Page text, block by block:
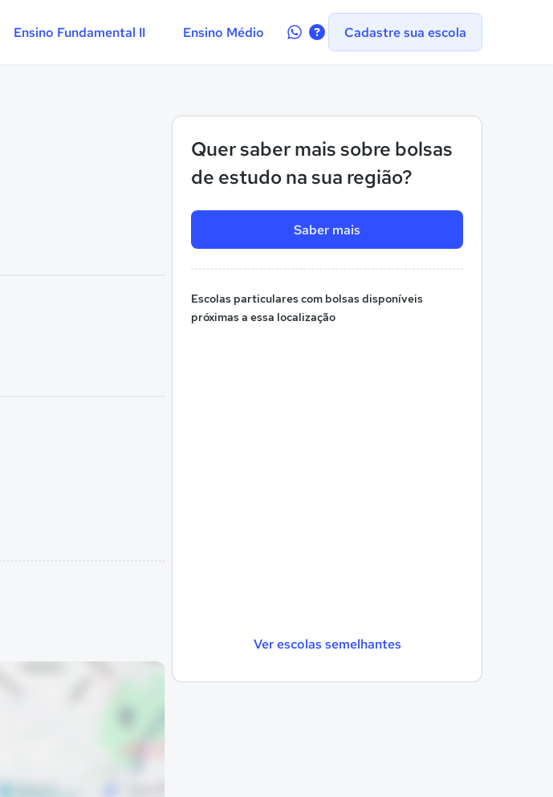
Ensino Fundamental II Ensino Médio
Contate-Cadastre sua escola
Quer saber mais sobre bolsas
de estudo na sua região?
Saber mais
Escolas particulares com bolsas disponíveis
próximas a essa localização
Ver escolas semelhantes